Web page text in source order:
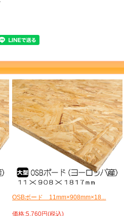
OSBボード 11mm×908mm×18...
価格:5,760円(税込)